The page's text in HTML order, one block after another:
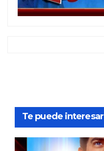
Te puede interesar